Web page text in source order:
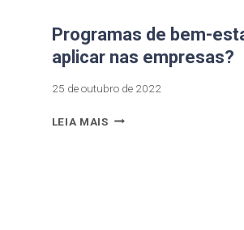
Programas de bem-
aplicar nas empresas?
25 de outubro de 2022
LEIA MAIS